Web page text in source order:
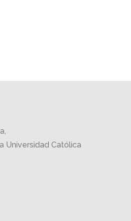
Universidad Católica